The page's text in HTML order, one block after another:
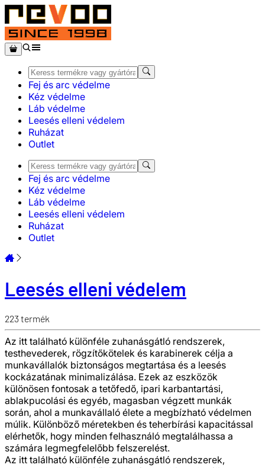
Fej és arc védelme
Kéz védelme
Láb védelme
Leesés elleni védelem
Ruházat
Outlet
Fej és arc védelme
Kéz védelme
Láb védelme
Leesés elleni védelem
Ruházat
Outlet
Leesés elleni védelem
223 termék
Az itt található különféle zuhanásgátló rendszerek,
testhevederek, rögzítőkötelek és karabinerek célja a
munkavállalók biztonságos megtartása és a leesés
kockázatának minimalizálása. Ezek az eszközök
különösen fontosak a tetőfedő, ipari karbantartási,
ablakpucolási és egyéb, magasban végzett munkák
során, ahol a munkavállaló élete a megbízható védelmen
múlik. Különböző méretekben és teherbírási kapacitással
elérhetők, hogy minden felhasználó megtalálhassa a
számára legmegfelelőbb felszerelést.
Az itt található különféle zuhanásgátló rendszerek,